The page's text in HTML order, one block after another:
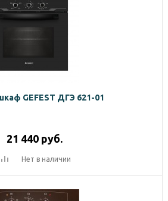
GEFEST ДГЭ 621-01
21 440 руб.
Нет в наличии